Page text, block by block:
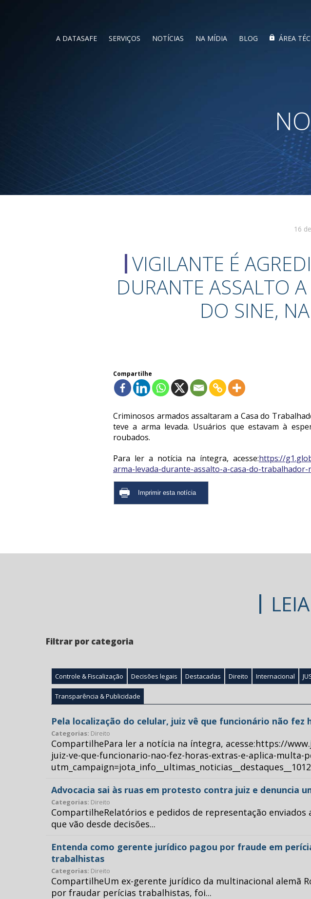
A DATASAFE SERVIÇOS NOTÍCIAS NA MÍDIA BLOG ÁREA
16
VIGILANTE É
DURANTE ASSALTO
DO SINE,
Compartilhe
Criminosos armados assaltaram a Casa do
teve a arma levada. Usuários que estavam à
roubados.
Para ler a notícia na íntegra, acesse:https://
arma-levada-durante-assalto-a-casa-do-
Filtrar por categoria
Controle & Fiscalização Decisões legais Destacadas Direito Internacional
Transparência & Publicidade
Pela localização do celular, juiz vê que funcionário não
Categorias: Direito
CompartilhePara ler a notícia na íntegra, acesse:https://
juiz-ve-que-funcionario-nao-fez-horas-extras-e-aplica-multa-
Advocacia sai às ruas em protesto contra juiz e denuncia
Categorias: Direito
CompartilheRelatórios e pedidos de representação enviados
que vão desde decisões...
Entenda como gerente jurídico pagou por fraude em
trabalhistas
Categorias: Direito
CompartilheUm ex-gerente jurídico da multinacional alemã
por fraudar perícias trabalhistas, foi...